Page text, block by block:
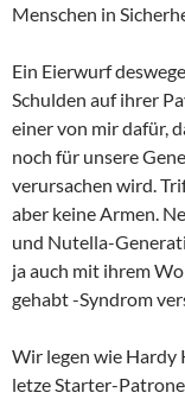
Menschen in
Ein Eierwurf
Schulden auf ihrer
einer von mir dafür,
noch für unsere
verursachen wird.
aber keine Armen.
und Nutella-
ja auch mit ihrem
gehabt -Syndrom
Wir legen wie Hardy
letze Starter-